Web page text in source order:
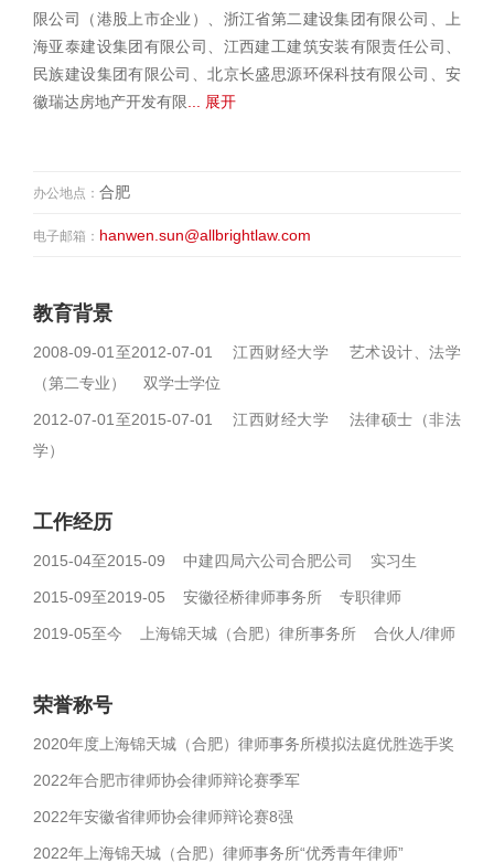
限公司（港股上市企业）、浙江省第二建设集团有限公司、上
海亚泰建设集团有限公司、江西建工建筑安装有限责任公司、
民族建设集团有限公司、北京长盛思源环保科技有限公司、安
徽瑞达房地产开发有限 ... 展开
办公地点： 合肥
电子邮箱： hanwen.sun@allbrightlaw.com
教育背景
2008-09-01至2012-07-01 江西财经大学 艺术设计、法学
（第二专业） 双学士学位
2012-07-01至2015-07-01 江西财经大学 法律硕士（非法
学）
工作经历
2015-04至2015-09 中建四局六公司合肥公司 实习生
2015-09至2019-05 安徽径桥律师事务所 专职律师
2019-05至今 上海锦天城（合肥）律所事务所 合伙人/律师
荣誉称号
2020年度上海锦天城（合肥）律师事务所模拟法庭优胜选手奖
2022年合肥市律师协会律师辩论赛季军
2022年安徽省律师协会律师辩论赛8强
2022年上海锦天城（合肥）律师事务所“优秀青年律师”